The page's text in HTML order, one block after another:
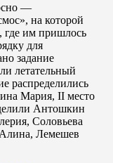
—
на которой
где им пришлось
для
задание
летательный
распределились
Мария, II место
Антошкин
Соловьева
Лемешев